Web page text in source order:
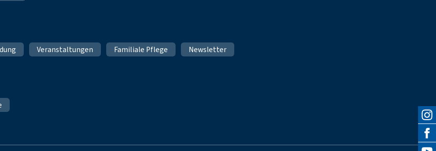
Veranstaltungen Familiale Pflege Newsletter